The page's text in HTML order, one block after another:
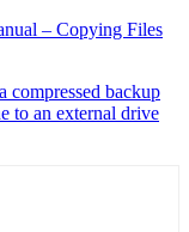
– Copying Files
compressed backup
to an external drive